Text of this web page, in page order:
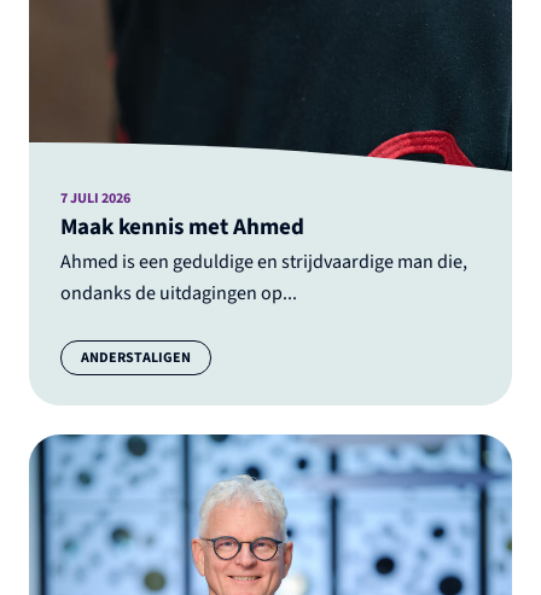
Maak kennis met Ahmed
Ahmed is een geduldige en strijdvaardige man die,
ondanks de uitdagingen op...
7 JULI 2026
Categorie:
ANDERSTALIGEN